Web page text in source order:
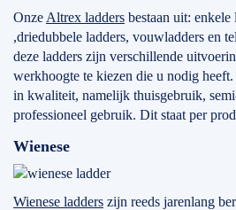
Onze Altrex ladders bestaan uit: enkele
,driedubbele ladders, vouwladders en
deze ladders zijn verschillende
werkhoogte te kiezen die u nodig
in kwaliteit, namelijk thuisgebruik,
professioneel gebruik. Dit staat per
Wienese
Wienese ladders zijn reeds jarenlang